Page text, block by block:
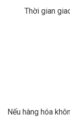
Thời gian
Nếu hàng hóa